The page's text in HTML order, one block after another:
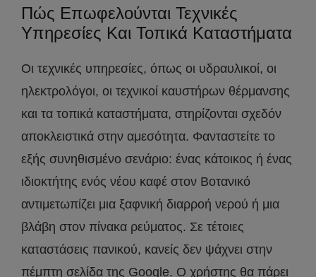
Πώς Επωφελούνται Τεχνικές
Υπηρεσίες Και Τοπικά Καταστήματα
Οι τεχνικές υπηρεσίες, όπως οι υδραυλικοί, οι
ηλεκτρολόγοι, οι τεχνικοί καυστήρων θέρμανσης
και τα τοπικά καταστήματα, στηρίζονται σχεδόν
αποκλειστικά στην αμεσότητα. Φανταστείτε το
εξής συνηθισμένο σενάριο: ένας κάτοικος ή ένας
ιδιοκτήτης ενός νέου καφέ στον Βοτανικό
αντιμετωπίζει μια ξαφνική διαρροή νερού ή μια
βλάβη στον πίνακα ρεύματος. Σε τέτοιες
καταστάσεις πανικού, κανείς δεν ψάχνει στην
πέμπτη σελίδα της Google. Ο χρήστης θα πάρει